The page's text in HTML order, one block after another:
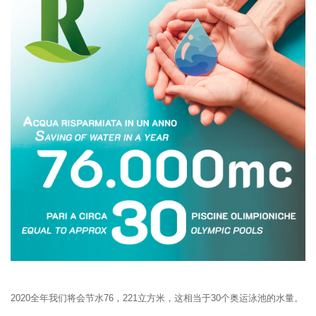
2020全年我们将会节水76，221立方米，这相当于30个奥运泳池的水量。